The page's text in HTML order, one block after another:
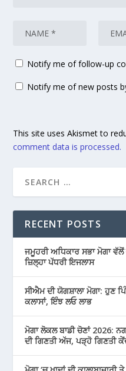
Notify me of follow-up
Notify me of new posts
This site uses Akismet to
comment data is processed.
RECENT POSTS
ਜਮੂਹਰੀ ਅਧਿਕਾਰ ਸਭਾ ਮੋਗਾ
ਜ਼ਿਲ੍ਹਾ ਪੱਧਰੀ ਇਜਲਾਸ
ਸੀਐਮ ਦੀ ਯੋਗਸ਼ਾਲਾ ਮੋਗਾ: ਹੁਣ
ਕਲਾਸਾਂ, ਇੰਝ ਲਓ ਲਾਭ
ਮੋਗਾ ਲੋਕਲ ਬਾਡੀ ਚੋਣਾਂ 2026:
ਦੀ ਗਿਣਤੀ ਅੱਜ, ਪੜ੍ਹੋ ਗਿਣਤੀ